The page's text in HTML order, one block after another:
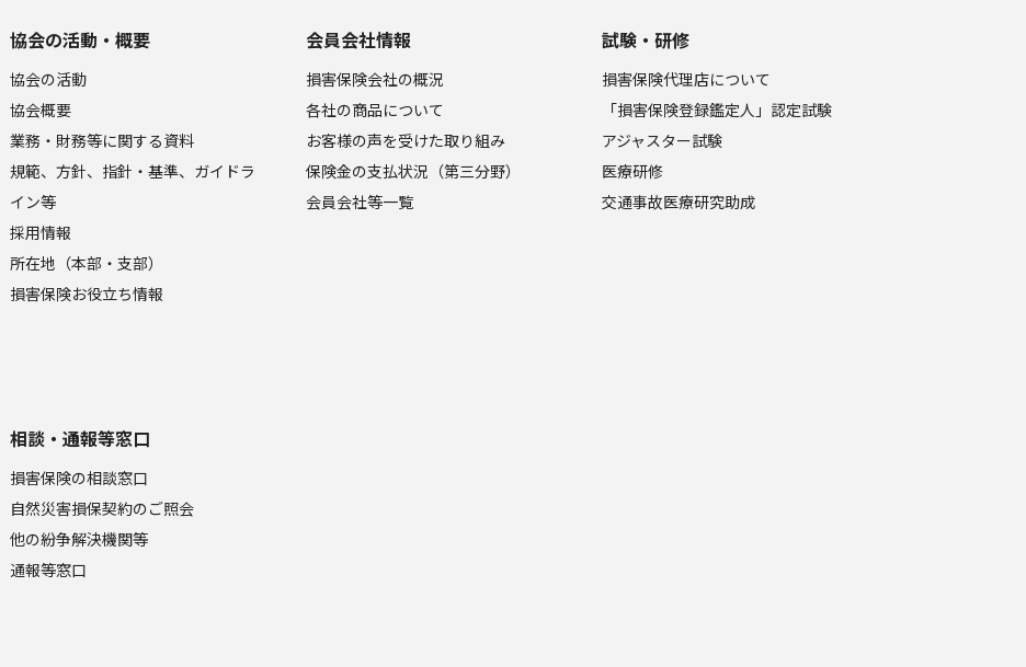
協会の活動・概要
協会の活動
協会概要
業務・財務等に関する資料
規範、方針、指針・基準、ガイドラ
イン等
採用情報
所在地（本部・支部）
損害保険お役立ち情報
会員会社情報
損害保険会社の概況
各社の商品について
お客様の声を受けた取り組み
保険金の支払状況（第三分野）
会員会社等一覧
試験・研修
損害保険代理店について
「損害保険登録鑑定人」認定試験
アジャスター試験
医療研修
交通事故医療研究助成
相談・通報等窓口
損害保険の相談窓口
自然災害損保契約のご照会
他の紛争解決機関等
通報等窓口